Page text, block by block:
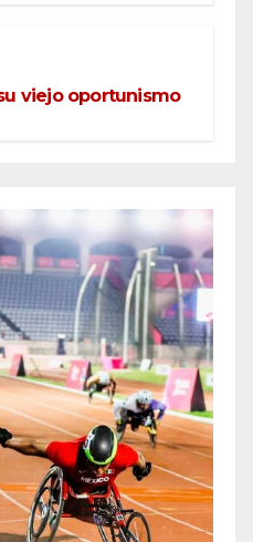
viejo oportunismo